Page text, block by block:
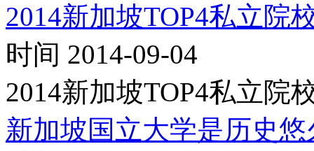
2014新加坡TOP4私立院
时间 2014-09-04
2014新加坡TOP4私立院
新加坡国立大学是历史